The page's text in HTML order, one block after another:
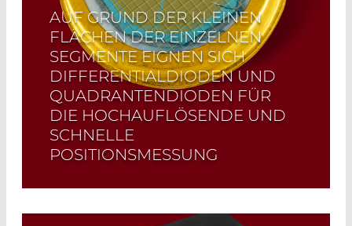
AUF GRUND DER KLEINEN
FLÄCHEN DER EINZELNEN
SEGMENTE EIGNEN SICH
DIFFERENTIALDIODEN UND
QUADRANTENDIODEN FÜR
DIE HOCHAUFLÖSENDE UND
SCHNELLE
POSITIONSMESSUNG
Read More